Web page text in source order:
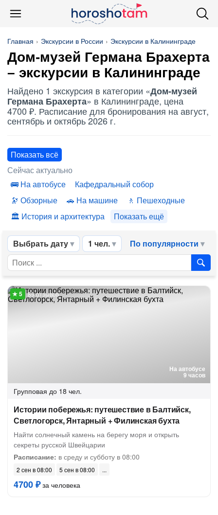
Главная Экскурсии в России Экскурсии в Калининграде
Дом-музей Германа Брахерта
– экскурсии в Калининграде
Найдено 1 экскурсия в категории «Дом-музей
Германа Брахерта» в Калининграде, цена
4700 ₽. Расписание для бронирования на август,
сентябрь и октябрь 2026 г.
Показать всё
Сейчас актуально
На автобусе
Кафедральный собор
Обзорные
На машине
Пешеходные
История и архитектура
Показать ещё
Выбрать дату 1 чел. По популярности
На автобусе
9 часов
89 отзывов
Групповая до 18 чел.
Истории побережья: путешествие в Балтийск,
Светлогорск, Янтарный + Филинская бухта
Найти солнечный камень на берегу моря и открыть
секреты русской Швейцарии
Расписание: в среду и субботу в 08:00
2 сен в 08:00 5 сен в 08:00
4700 ₽за человека